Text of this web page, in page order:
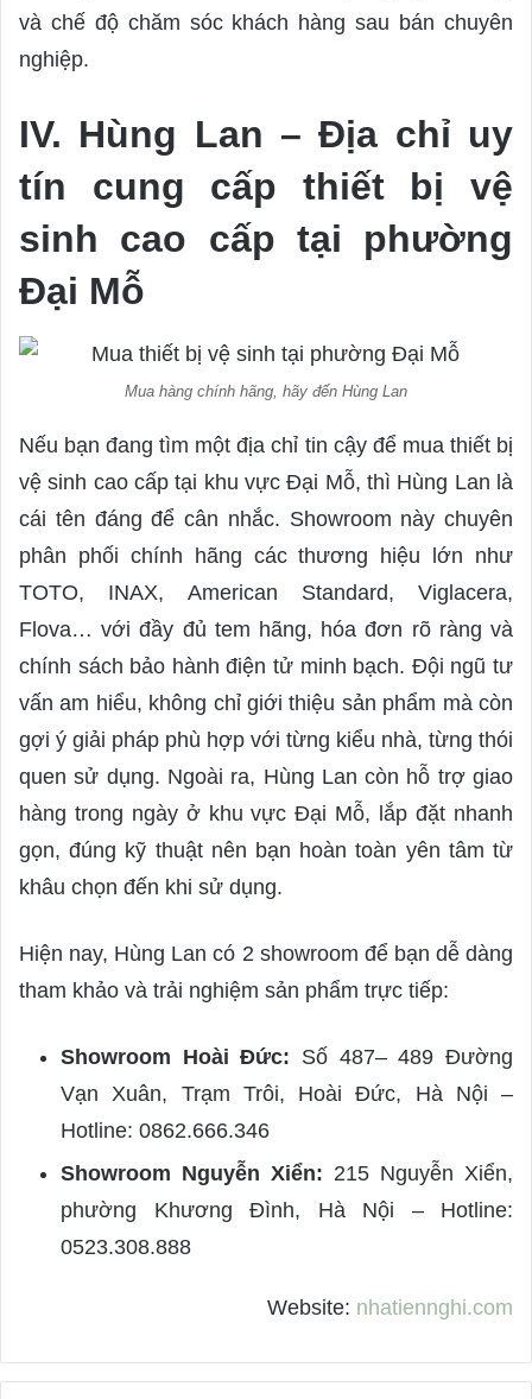
và chế độ chăm sóc khách hàng sau bán chuyên
nghiệp.
IV. Hùng Lan – Địa chỉ uy
tín cung cấp thiết bị vệ
sinh cao cấp tại phường
Đại Mỗ
Mua hàng chính hãng, hãy đến Hùng Lan
Nếu bạn đang tìm một địa chỉ tin cậy để mua thiết bị
vệ sinh cao cấp tại khu vực Đại Mỗ, thì Hùng Lan là
cái tên đáng để cân nhắc. Showroom này chuyên
phân phối chính hãng các thương hiệu lớn như
TOTO, INAX, American Standard, Viglacera,
Flova… với đầy đủ tem hãng, hóa đơn rõ ràng và
chính sách bảo hành điện tử minh bạch. Đội ngũ tư
vấn am hiểu, không chỉ giới thiệu sản phẩm mà còn
gợi ý giải pháp phù hợp với từng kiểu nhà, từng thói
quen sử dụng. Ngoài ra, Hùng Lan còn hỗ trợ giao
hàng trong ngày ở khu vực Đại Mỗ, lắp đặt nhanh
gọn, đúng kỹ thuật nên bạn hoàn toàn yên tâm từ
khâu chọn đến khi sử dụng.
Hiện nay, Hùng Lan có 2 showroom để bạn dễ dàng
tham khảo và trải nghiệm sản phẩm trực tiếp:
Showroom Hoài Đức: Số 487– 489 Đường
Vạn Xuân, Trạm Trôi, Hoài Đức, Hà Nội –
Hotline: 0862.666.346
Showroom Nguyễn Xiển: 215 Nguyễn Xiển,
phường Khương Đình, Hà Nội – Hotline:
0523.308.888
Website: nhatiennghi.com